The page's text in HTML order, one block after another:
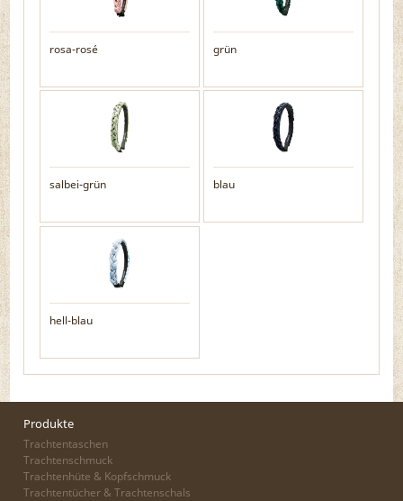
rosa-rosé grün
salbei-grün blau
hell-blau
Produkte
Trachtentaschen
Trachtenschmuck
Trachtenhüte & Kopfschmuck
Trachtentücher & Trachtenschals